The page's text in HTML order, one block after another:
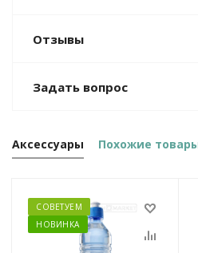
Отзывы
Задать вопрос
Аксессуары Похожие
СОВЕТУЕМ
НОВИНКА